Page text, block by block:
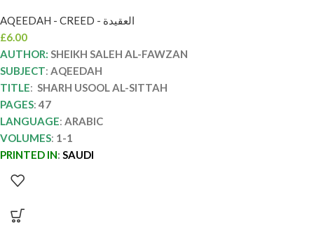
AQEEDAH - CREED - العقيدة
£6.00
AUTHOR: SHEIKH SALEH AL-FAWZAN
SUBJECT: AQEEDAH
TITLE: SHARH USOOL AL-SITTAH
PAGES: 47
LANGUAGE: ARABIC
VOLUMES: 1-1
PRINTED IN: SAUDI